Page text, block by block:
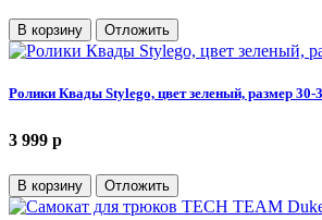
В корзину Отложить
Ролики Квады Stylego, цвет зеленый, размер 30-
3 999 p
В корзину Отложить